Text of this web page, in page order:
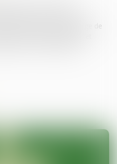
et de saisies, les
et judiciaires
de plus en plus à la charge de
indépendantes et
sur les entreprises...